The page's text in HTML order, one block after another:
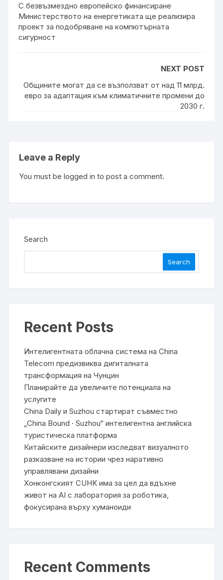
С безвъзмездно европейско финансиране
Министерството на енергетиката ще реализира
проект за подобряване на компютърната
сигурност
NEXT POST
Общините могат да се възползват от над 11 млрд.
евро за адаптация към климатичните промени до
2030 г.
Leave a Reply
You must belogged in to post a comment.
Search
Search
Recent Posts
Интелигентната облачна система на China
Telecom предизвиква дигиталната
трансформация на Чунцин
Планирайте да увеличите потенциала на
услугите
China Daily и Suzhou стартират съвместно
„China Bound · Suzhou“ интелигентна английска
туристическа платформа
Китайските дизайнери изследват визуалното
разказване на истории чрез наративно
управлявани дизайни
Хонконгският CUHK има за цел да вдъхне
живот на AI с лаборатория за роботика,
фокусирана върху хуманоиди
Recent Comments